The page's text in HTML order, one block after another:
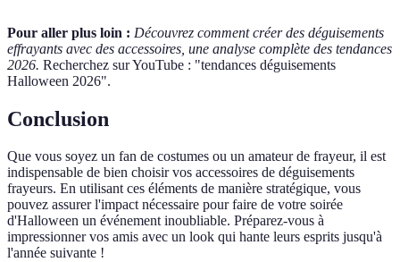
Pour aller plus loin : Découvrez comment créer des déguisements
effrayants avec des accessoires, une analyse complète des tendances
2026. Recherchez sur YouTube : "tendances déguisements
Halloween 2026".
Conclusion
Que vous soyez un fan de costumes ou un amateur de frayeur, il est
indispensable de bien choisir vos accessoires de déguisements
frayeurs. En utilisant ces éléments de manière stratégique, vous
pouvez assurer l'impact nécessaire pour faire de votre soirée
d'Halloween un événement inoubliable. Préparez-vous à
impressionner vos amis avec un look qui hante leurs esprits jusqu'à
l'année suivante !